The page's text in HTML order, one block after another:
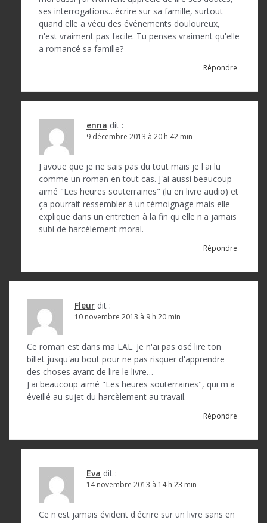
ses interrogations…écrire sur sa famille, surtout
quand elle a vécu des événements douloureux,
n'est vraiment pas facile. Tu penses vraiment qu'elle
a romancé sa famille?
Répondre
enna dit :
9 décembre 2013 à 20 h 42 min
J'avoue que je ne sais pas du tout mais je l'ai lu
comme un roman en tout cas. J'ai aussi beaucoup
aimé "Les heures souterraines" (lu en livre audio) et
ça pourrait ressembler à un témoignage mais elle
explique dans un entretien à la fin qu'elle n'a jamais
subi de harcèlement moral.
Répondre
Fleur dit :
10 novembre 2013 à 9 h 20 min
Ce roman est dans ma LAL. Je n'ai pas osé lire ton
billet jusqu'au bout pour ne pas risquer d'apprendre
des choses avant de lire le livre…
J'ai beaucoup aimé "Les heures souterraines", qui m'a
éveillé au sujet du harcèlement au travail.
Répondre
Eva dit :
14 novembre 2013 à 14 h 23 min
Ce n'est jamais évident d'écrire sur un livre sans en